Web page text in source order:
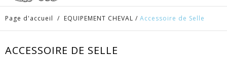
Page d'accueil / EQUIPEMENT CHEVAL / Accessoire de Selle
ACCESSOIRE DE SELLE